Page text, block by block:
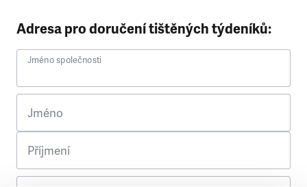
Adresa pro doručení tištěných týdeníků:
Jméno společnosti
Jméno
Příjmení